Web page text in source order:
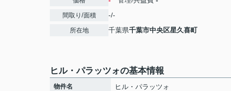
間取り/面積 -/-
所在地 千葉県千葉市中央区星久喜町
ヒル・パラッツォの基本情報
物件名 ヒル・パラッツォ